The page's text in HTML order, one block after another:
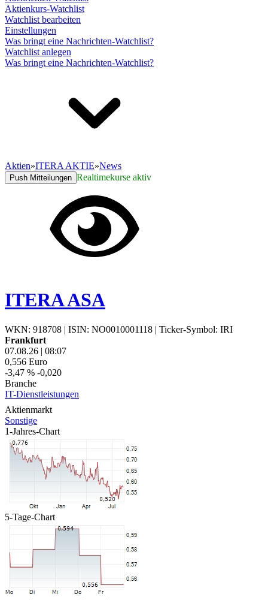
Aktienkurs-Watchlist
Watchlist bearbeiten
Einstellungen
Was bringt eine Nachrichten-Watchlist?
Watchlist anlegen
Was bringt eine Nachrichten-Watchlist?
Aktien»ITERA AKTIE»News
Push Mitteilungen Realtimekurse aktiv
ITERA ASA
WKN: 918708 | ISIN: NO0010001118 | Ticker-Symbol: IRI
Frankfurt
07.08.26 | 08:07
0,556 Euro
-3,47 % -0,020
Branche
IT-Dienstleistungen
Aktienmarkt
Sonstige
1-Jahres-Chart
5-Tage-Chart